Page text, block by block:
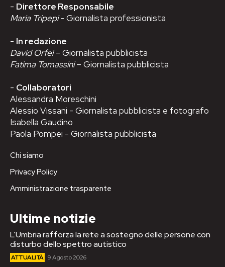
- Direttore Responsabile
Maria Tripepi- Giornalista professionista
- In redazione
David Orfei– Giornalista pubblicista
Fatima Tomassini– Giornalista pubblicista
- Collaboratori
Alessandra Moreschini
Alessio Vissani - Giornalista pubblicista e fotografo
Isabella Gaudino
Paola Pompei - Giornalista pubblicista
Chi siamo
Privacy Policy
Amministrazione trasparente
Ultime notizie
L’Umbria rafforza la rete a sostegno delle persone con
disturbo dello spettro autistico
ATTUALITÀ 9 Agosto 2026